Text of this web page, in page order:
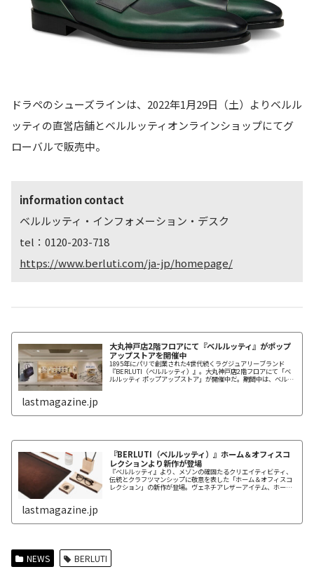
ドラペのシューズラインは、2022年1月29日（土）よりベルル
ッティの直営店舗とベルルッティオンラインショップにてグ
ローバルで販売中。
information contact
ベルルッティ・インフォメーション・デスク
tel：0120-203-718
https://www.berluti.com/ja-jp/homepage/
大丸神戸店2階フロアにて『ベルルッティ』がポップ
アップストアを開催中
1895年にパリで創業された4世代続くラグジュアリーブランド
『BERLUTI（ベルルッティ）』。大丸神戸店2階フロアにて「ベ
ルルッティ ポップアップストア」が開催中だ。期間中は、ベルル
lastmagazine.jp
『BERLUTI（ベルルッティ）』ホーム＆オフィスコ
レクションより新作が登場
『ベルルッティ』より、メゾンの確固たるクリエイティビティ、
伝統とクラフツマンシップに敬意を表した「ホーム＆オフィスコ
レクション」の新作が登場。ヴェネチアレザーアイテム、ホーン
lastmagazine.jp
NEWS BERLUTI